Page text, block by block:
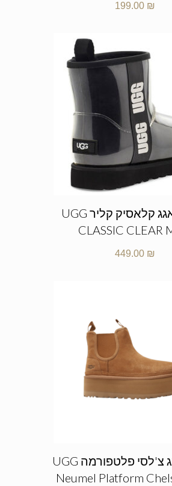
199.00 ₪
מגפי האגג קלאסיק קליר UGG
CLASSIC CLEAR
449.00 ₪
מגפי האגג צ'לסי פלטפורמה UGG
Neumel Platform